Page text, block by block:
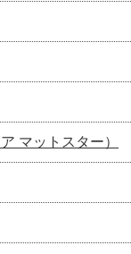
マットスター）